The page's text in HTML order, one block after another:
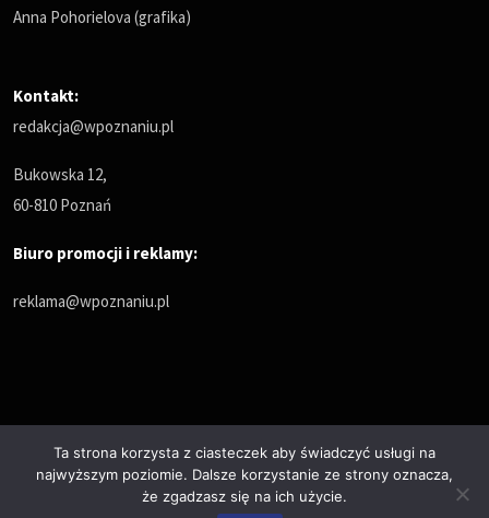
Anna Pohorielova (grafika)
Kontakt:
redakcja@wpoznaniu.pl
Bukowska 12,
60-810 Poznań
Biuro promocji i reklamy:
reklama@wpoznaniu.pl
Polityka prywatności
Ta strona korzysta z ciasteczek aby świadczyć usługi na
najwyższym poziomie. Dalsze korzystanie ze strony oznacza,
że zgadzasz się na ich użycie.